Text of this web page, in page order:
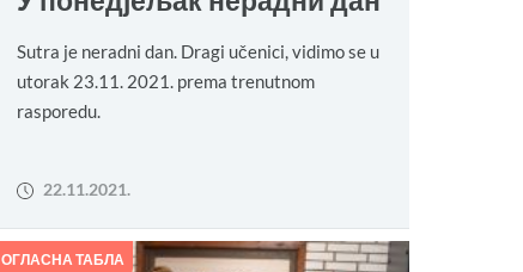
Sutra je neradni dan. Dragi učenici, vidimo se u
utorak 23.11. 2021. prema trenutnom
rasporedu.
22.11.2021.
ОГЛАСНА ТАБЛА